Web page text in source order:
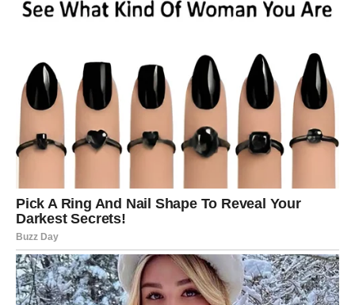
sa više optimizma gledate prema onome što vas tek
očekuje.